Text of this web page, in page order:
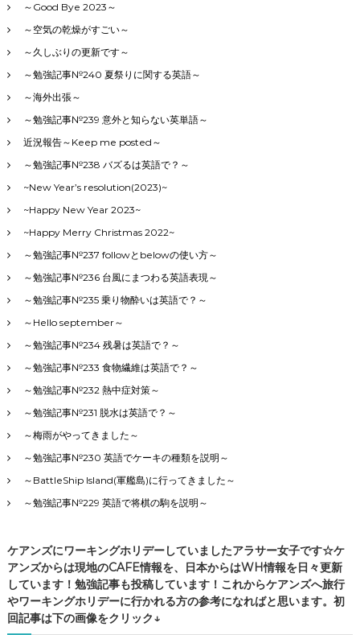
～Good Bye 2023～
～空気の乾燥がすごい～
～久しぶりの更新です～
～勉強記事№240 夏祭りに関する英語～
～海外出張～
～勉強記事№239 意外と知らない英単語～
近況報告～Keep me posted～
～勉強記事№238 バズるは英語で？～
~New Year’s resolution(2023)~
~Happy New Year 2023~
~Happy Merry Christmas 2022~
～勉強記事№237 followとbelowの使い方～
～勉強記事№236 台風にまつわる英語表現～
～勉強記事№235 乗り物酔いは英語で？～
～Hello september～
～勉強記事№234 残暑は英語で？～
～勉強記事№233 食物繊維は英語で？～
～勉強記事№232 熱中症対策～
～勉強記事№231 脱水は英語で？～
～梅雨がやってきました～
～勉強記事№230 英語でケーキの種類を説明～
～BattleShip Island(軍艦島)に行ってきました～
～勉強記事№229 英語で将棋の駒を説明～
ケアンズにワーキングホリデーしていましたアラサー女子です☆ケ
アンズからは現地のCAFE情報を、日本からはWH情報を日々更新
しています！勉強記事も投稿しています！これからケアンズへ旅行
やワーキングホリデーに行かれる方の参考になればと思います。初
回記事は下の画像をクリック↓